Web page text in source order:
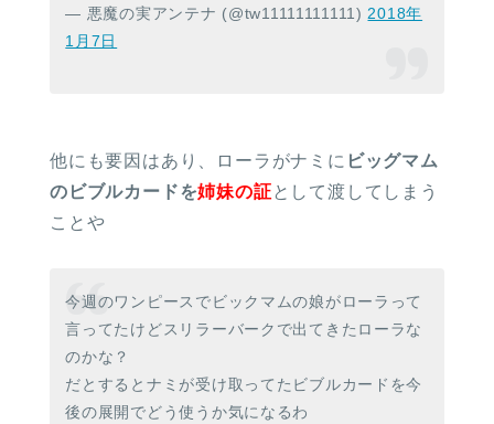
— 悪魔の実アンテナ (@tw11111111111) 2018年
1月7日
他にも要因はあり、ローラがナミに ビッグマム
のビブルカードを姉妹の証 として渡してしまう
ことや
今週のワンピースでビックマムの娘がローラって
言ってたけどスリラーバークで出てきたローラな
のかな？
だとするとナミが受け取ってたビブルカードを今
後の展開でどう使うか気になるわ